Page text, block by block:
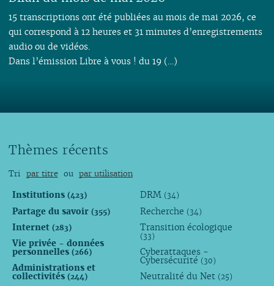
15 transcriptions ont été publiées au mois de mai 2026, ce
qui correspond à 12 heures et 31 minutes d’enregistrements
audio ou de vidéos.
Dans l’émission Libre à vous ! du 19 (…)
Thèmes récents
Tri par titre ou par utilisation
Institutions (423)
Partage du savoir (355)
Internet (283)
Vie privée - données
personnelles (266)
Administrations et
collectivités (244)
DRM (34)
Recherche (34)
Transition écologique
(33)
Cyberattaques -
Cybersécurité (30)
Neutralité du Net (25)